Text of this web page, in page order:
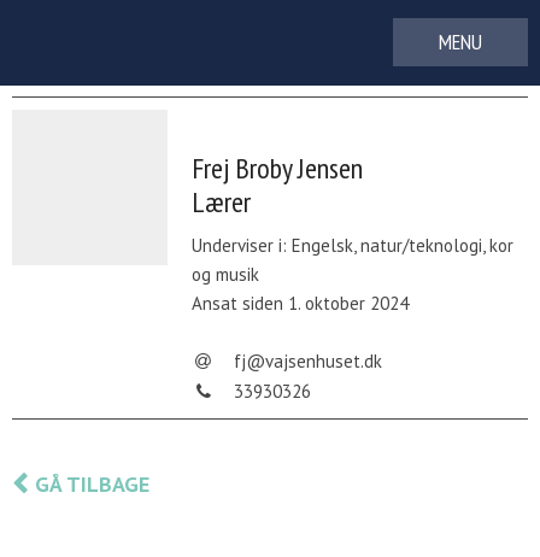
Frej Broby Jensen
Lærer
Underviser i: Engelsk, natur/teknologi, kor
og musik
Ansat siden 1. oktober 2024
fj@vajsenhuset.dk
33930326
GÅ TILBAGE